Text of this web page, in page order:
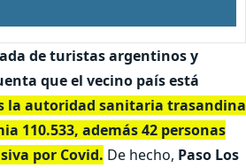
de turistas argentinos y
queel vecino país está
la autoridad sanitaria trasandina
110.533, además 42 personas
por Covid. De hecho, Paso Los